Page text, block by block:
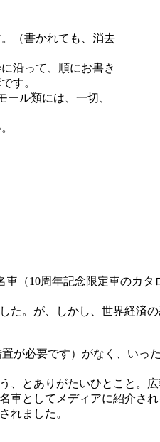
（書かれても、消去
沿って、順にお書き
す。
ル類には、一切、
（10周年記念限定車のカタ
。が、しかし、世界経済
が必要です）がなく、いっ
とありがたいひとこと。
車としてメディアに紹介さ
れました。